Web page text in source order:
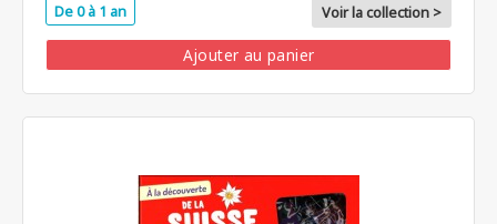
De 0 à 1 an Voir la collection >
Ajouter au panier